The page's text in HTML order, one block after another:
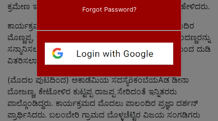
Forgot Password?
ಕ್ರಮೇಣ ಇದೇ ಮನೆತನದ ಹೆಸರನ್ನು ಪಡೆದುಕೊಂಡಿತು ಎಂದು ಹೇಳಿದರು.
ಕಾರ್ಯಕ್ರಮದಲ್ಲಿ ಕುಟುಂಬದ ಬಾಳೋಪಾಟ್ ನುರಿತರಾದ ಪಾಲಂದಿರ
ಮೊಣ್ಣಪ್ಪ, ಬೊಳಕಾಟ್ ತರಬೇತುದಾರರಾದ ಪಾಲಂದಿರ ರವಿ ಮಂದಣ್ಣರನ್ನು
ಸನ್ಮಾನಿಸಲಾಯಿತು. ಕೋಟೆರ ಕುಟುಂಬಸ್ಥರಿಗೆ ಅಕಾಡೆಮಿ ವತಿಯಿಂದ ದುಡಿ
ವಿತರಿಸಲಾಯಿತು. ೪ಐದನೇ ಪುಟಕ್ಕೆ
(ಮೊದಲ ಪುಟದಿಂದ) ಅಕಾಡೆಮಿಯ ಸದಸ್ಯೆöಕಂಬೆಯAಡ ಡೀನಾ
ಬೋಜಣ್ಣ, ಕೇಟೋಳಿರ ಕುಟ್ಟಪ್ಪ ರಾಜಪ್ಪ ಸೇರಿದಂತೆ ಇನ್ನಿತರರು
ಪಾಲ್ಗೊಂಡಿದ್ದರು. ಕಾರ್ಯಕ್ರಮದ ಮೊದಲು ಪಾಲಂದಿರ ಪ್ರಜ್ಞಾ ದರ್ಶನ್
ಪ್ರಾರ್ಥಿಸಿದರು. ಬಲಂಬೇರಿ ಗ್ರಾಮದ ಬೊಳ್ಳಚೆಟ್ಟಿರ ವಿಜಯ ಸಂಗಡಿಗರು